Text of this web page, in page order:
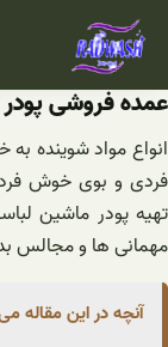
رفتن
عمده فروشی
انواع مواد شوینده
فردی و بوی خوش فرد
تهیه پودر ماشین
مهمانی ها و مجالس
آنچه در این مقاله